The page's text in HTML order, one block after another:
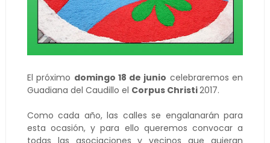
El próximo domingo 18 de junio celebraremos en
Guadiana del Caudillo el Corpus Christi2017.
Como cada año, las calles se engalanarán para
esta ocasión, y para ello queremos convocar a
todas las asociaciones y vecinos que quieran